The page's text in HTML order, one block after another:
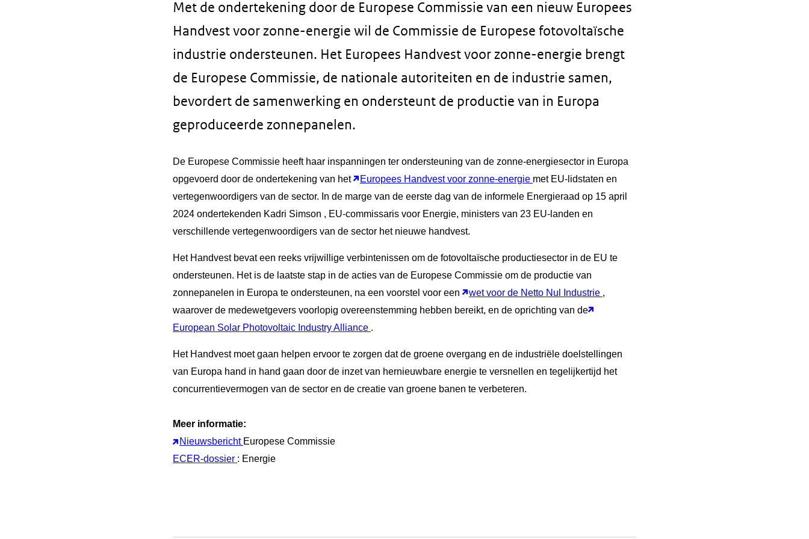
Met de ondertekening door de Europese Commissie van een nieuw Europees
Handvest voor zonne-energie wil de Commissie de Europese fotovoltaïsche
industrie ondersteunen. Het Europees Handvest voor zonne-energie brengt
de Europese Commissie, de nationale autoriteiten en de industrie samen,
bevordert de samenwerking en ondersteunt de productie van in Europa
geproduceerde zonnepanelen.
De Europese Commissie heeft haar inspanningen ter ondersteuning van de zonne-energiesector in Europa
opgevoerd door de ondertekening van het
Europees Handvest voor zonne-energie met EU-lidstaten en
vertegenwoordigers van de sector. In de marge van de eerste dag van de informele Energieraad op 15 april
2024 ondertekenden Kadri Simson , EU-commissaris voor Energie, ministers van 23 EU-landen en
verschillende vertegenwoordigers van de sector het nieuwe handvest.
Het Handvest bevat een reeks vrijwillige verbintenissen om de fotovoltaïsche productiesector in de EU te
ondersteunen. Het is de laatste stap in de acties van de Europese Commissie om de productie van
zonnepanelen in Europa te ondersteunen, na een voorstel voor een
wet voor de Netto Nul Industrie ,
waarover de medewetgevers voorlopig overeenstemming hebben bereikt, en de oprichting van de
European Solar Photovoltaic Industry Alliance .
Het Handvest moet gaan helpen ervoor te zorgen dat de groene overgang en de industriële doelstellingen
van Europa hand in hand gaan door de inzet van hernieuwbare energie te versnellen en tegelijkertijd het
concurrentievermogen van de sector en de creatie van groene banen te verbeteren.
Meer informatie:
Nieuwsbericht Europese Commissie
ECER-dossier : Energie